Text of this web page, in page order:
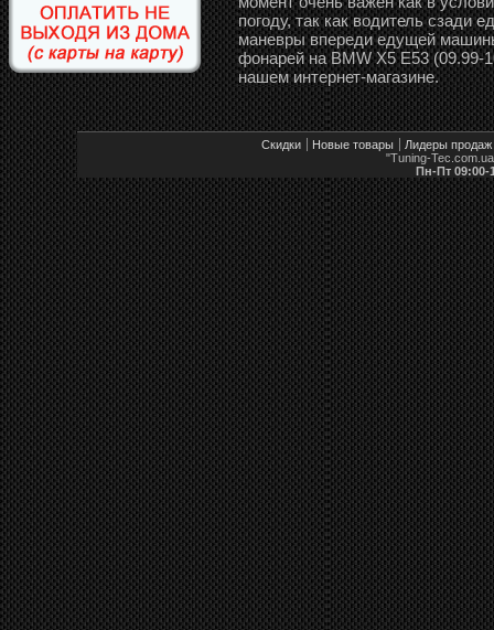
погоду, так как водитель сзади
маневры впереди едущей
фонарей на BMW X5 E53 (09.99-
нашем интернет-магазине.
Скидки Новые товары
Лидеры продаж
"Tuning-
Пн-Пт 09:00-